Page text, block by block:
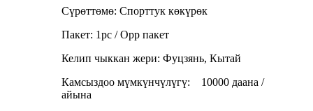
Сүрөттөмө: Спорттук көкүрөк
Пакет: 1pc / Opp пакет
Келип чыккан жери: Фуцзянь, Кытай
Камсыздоо мүмкүнчүлүгү:
10000 даана /
айына